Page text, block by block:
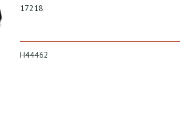
17218
H44462